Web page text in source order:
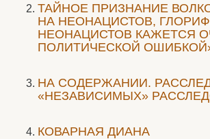
ТАЙНОЕ ПРИЗНАНИЕ
НА НЕОНАЦИСТОВ,
НЕОНАЦИСТОВ КАЖЕТСЯ
ПОЛИТИЧЕСКОЙ
НА СОДЕРЖАНИИ.
«НЕЗАВИСИМЫХ»
КОВАРНАЯ ДИАНА